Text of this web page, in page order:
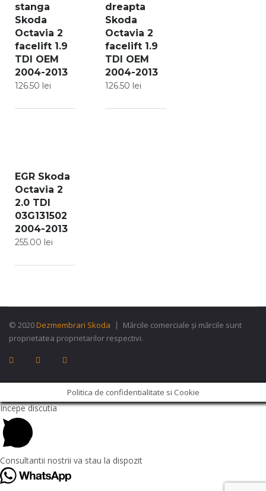
stanga
Skoda
Octavia 2
facelift 1.9
TDI OEM
2004-2013
126.50 lei
dreapta
Skoda
Octavia 2
facelift 1.9
TDI OEM
2004-2013
126.50 lei
EGR Skoda
Octavia 2
2.0 TDI
03G131502
2004-2013
255.00 lei
© 2020Dezmembrari Skoda
Mărcile comerciale și mărcile sunt
proprietatea proprietarilor respectivi.
Politica de confidentialitate si Cookie
Incepe discutia
Consultantii nostrii va stau la dispozit